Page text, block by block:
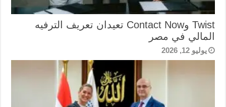
Twist وContact Now تعيدان تعريف الترفيه
المالي في مصر
يوليو 12, 2026